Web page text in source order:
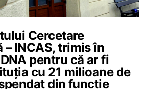
Cercetare
– INCAS, trimis în
pentru că ar fi
cu 21 milioane de
din funcție